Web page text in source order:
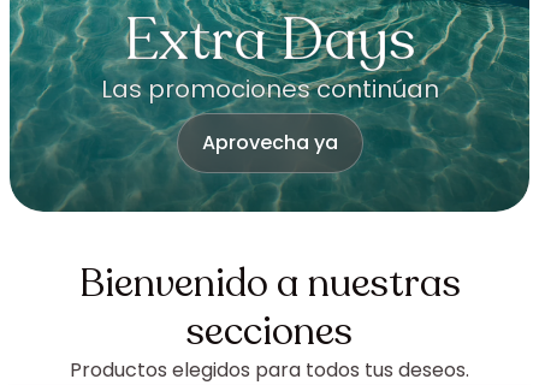
Extra Days
Las promociones continúan
Aprovecha ya
Bienvenido a nuestras
secciones
Productos elegidos para todos tus deseos.